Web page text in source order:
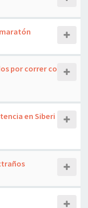
por correr co
en Siberi